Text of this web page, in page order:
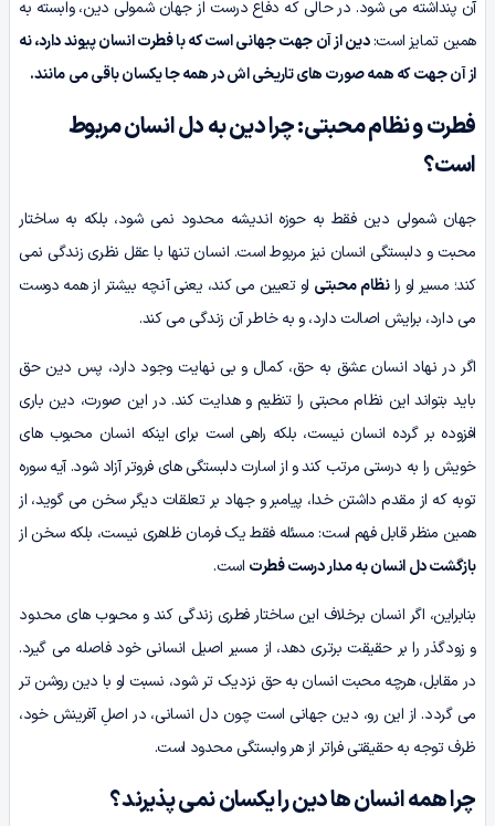
آن پنداشته می شود. در حالی که دفاع درست از جهان شمولی دین، وابسته به
همین تمایز است:دین از آن جهت جهانی است که با فطرت انسان پیوند دارد، نه
از آن جهت که همه صورت های تاریخی اش در همه جا یکسان باقی می مانند.
فطرت و نظام محبتی: چرا دین به دل انسان مربوط
است؟
جهان شمولی دین فقط به حوزه اندیشه محدود نمی شود، بلکه به ساختار
محبت و دلبستگی انسان نیز مربوط است. انسان تنها با عقل نظری زندگی نمی
کند؛ مسیر او رانظام محبتی او تعیین می کند، یعنی آنچه بیشتر از همه دوست
می دارد، برایش اصالت دارد، و به خاطر آن زندگی می کند.
اگر در نهاد انسان عشق به حق، کمال و بی نهایت وجود دارد، پس دین حق
باید بتواند این نظام محبتی را تنظیم و هدایت کند. در این صورت، دین باری
افزوده بر گرده انسان نیست، بلکه راهی است برای اینکه انسان محبوب های
خویش را به درستی مرتب کند و از اسارت دلبستگی های فروتر آزاد شود. آیه سوره
توبه که از مقدم داشتن خدا، پیامبر و جهاد بر تعلقات دیگر سخن می گوید، از
همین منظر قابل فهم است: مسئله فقط یک فرمان ظاهری نیست، بلکه سخن از
بازگشت دل انسان به مدار درست فطرت است.
بنابراین، اگر انسان برخلاف این ساختار فطری زندگی کند و محبوب های محدود
و زودگذر را بر حقیقت برتری دهد، از مسیر اصیل انسانی خود فاصله می گیرد.
در مقابل، هرچه محبت انسان به حق نزدیک تر شود، نسبت او با دین روشن تر
می گردد. از این رو، دین جهانی است چون دل انسانی، در اصلِ آفرینش خود،
ظرف توجه به حقیقتی فراتر از هر وابستگی محدود است.
چرا همه انسان ها دین را یکسان نمی پذیرند؟